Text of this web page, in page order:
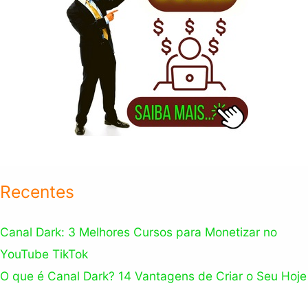
Recentes
Canal Dark: 3 Melhores Cursos para Monetizar no
YouTube TikTok
O que é Canal Dark? 14 Vantagens de Criar o Seu Hoje